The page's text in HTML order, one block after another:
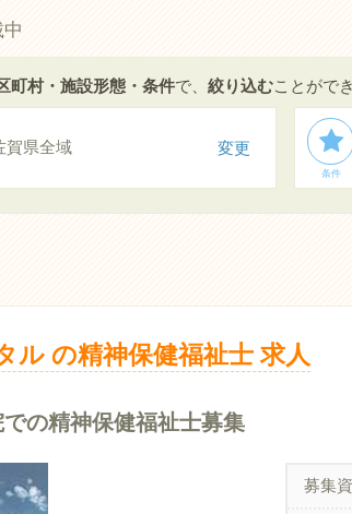
町村・施設形態・条件で、 絞り込むことがで
賀県全域 変更
条件
ル の精神保健福祉士 求人
の精神保健福祉士募集
募集